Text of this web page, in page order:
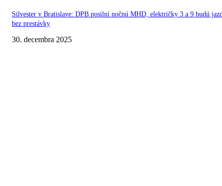
Silvester v Bratislave: DPB posilní nočnú MHD, električky 3 a 9 budú
bez prestávky
30. decembra 2025